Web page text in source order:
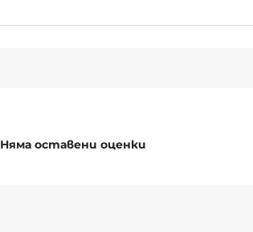
Няма оставени оценки